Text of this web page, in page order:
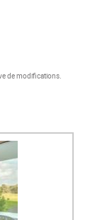
de modifications.